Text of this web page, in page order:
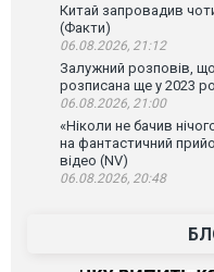
Китай запровадив
(Факти)
06.08.2026, 21:12
Залужний розповів, що
розписана ще у 2023
06.08.2026, 21:00
«Ніколи не бачив
на фантастичний
відео (NV)
06.08.2026, 20:48